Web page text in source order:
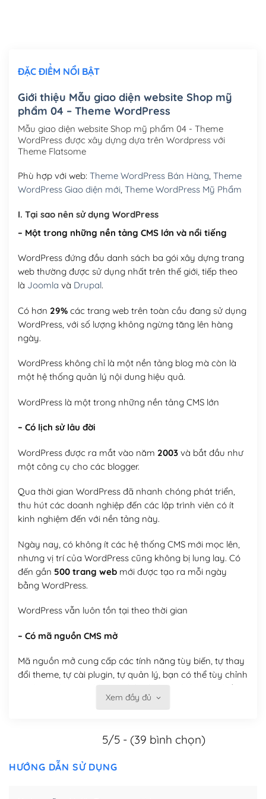
Mua thêm Host + Tên miền
Tên miền quốc tế .com .net .org (1 năm)
Tên miền Việt Nam .vn (1 năm)(+550,000₫)
Hosting 2GB SSD (1 năm)(+450,000₫)
Hosting 5GB SSD (1 năm) (+650,000₫)
Hosting 8GB SSD (1 năm)
ĐẶC ĐIỂM NỔI BẬT
Giới thiệu Mẫu giao diện website Shop mỹ
phẩm 04 – Theme WordPress
Mẫu giao diện website Shop mỹ phẩm 04 - Theme
WordPress được xây dựng dựa trên Wordpress với
Theme Flatsome
Phù hợp với web: Theme WordPress Bán Hàng, Theme
WordPress Giao diện mới, Theme WordPress Mỹ Phẩm
I. Tại sao nên sử dụng WordPress
– Một trong những nền tảng CMS lớn và nổi tiếng
WordPress đứng đầu danh sách ba gói xây dựng trang
web thường được sử dụng nhất trên thế giới, tiếp theo
là Joomla và Drupal.
Có hơn 29%các trang web trên toàn cầu đang sử dụng
WordPress, với số lượng không ngừng tăng lên hàng
ngày.
WordPress không chỉ là một nền tảng blog mà còn là
một hệ thống quản lý nội dung hiệu quả.
WordPress là một trong những nền tảng CMS lớn
– Có lịch sử lâu đời
WordPress được ra mắt vào năm 2003và bắt đầu như
một công cụ cho các blogger.
Qua thời gian WordPress đã nhanh chóng phát triển,
thu hút các doanh nghiệp đến các lập trình viên có ít
kinh nghiệm đến với nền tảng này.
Ngày nay, có không ít các hệ thống CMS mới mọc lên,
nhưng vị trí của WordPress cũng không bị lung lay. Có
đến gần 500 trang webmới được tạo ra mỗi ngày
bằng WordPress.
WordPress vẫn luôn tồn tại theo thời gian
– Có mã nguồn CMS mở
Mã nguồn mở cung cấp các tính năng tùy biến, tự thay
đổi theme, tự cài plugin, tự quản lý, bạn có thể tùy chỉnh
nó theo ý bạn mà không phải sử dụng dịch vụ tại bất
Có thể tùy biến trên website WordPress
Xem đầy đủ
5/5 - (39 bình chọn)
HƯỚNG DẪN SỬ DỤNG